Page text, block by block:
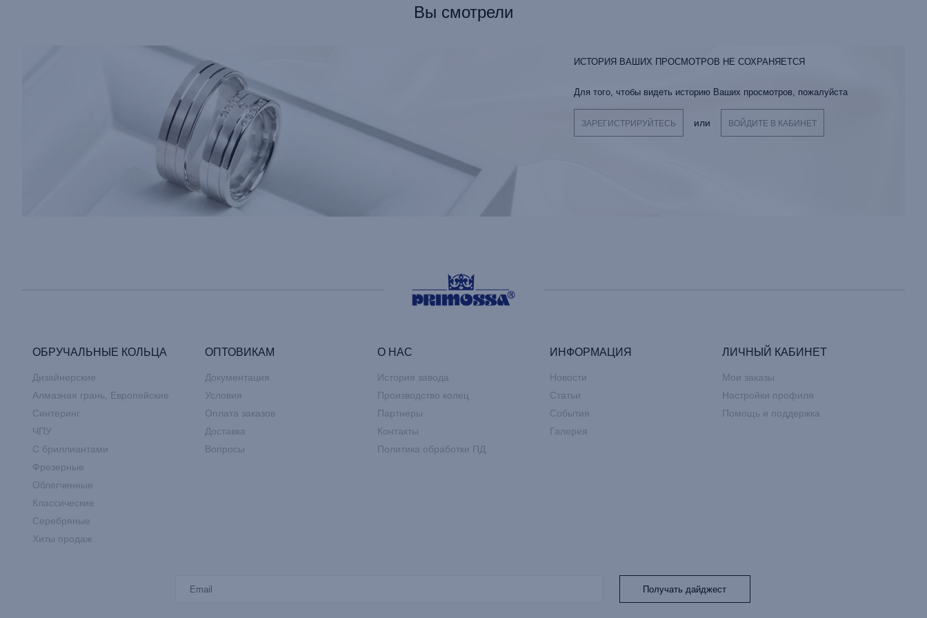
Вы смотрели
ИСТОРИЯ ВАШИХ ПРОСМОТРОВ НЕ СОХРАНЯЕТСЯ
Для того, чтобы видеть историю Ваших просмотров, пожалуйста
ЗАРЕГИСТРИРУЙТЕСЬ или ВОЙДИТЕ В КАБИНЕТ
ОБРУЧАЛЬНЫЕ КОЛЬЦА
Дизайнерские
Алмазная грань, Европейские
Синтеринг
ЧПУ
С бриллиантами
Фрезерные
Облегченные
Классические
Серебряные
Хиты продаж
ОПТОВИКАМ
Документация
Условия
Оплата заказов
Доставка
Вопросы
О НАС
История завода
Производство колец
Партнеры
Контакты
Политика обработки ПД
ИНФОРМАЦИЯ
Новости
Статьи
События
Галерея
ЛИЧНЫЙ КАБИНЕТ
Мои заказы
Настройки профиля
Помощь и поддержка